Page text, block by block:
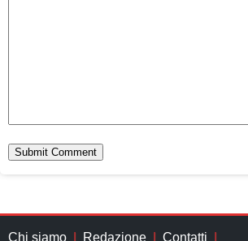
Chi siamo Redazione Contatti